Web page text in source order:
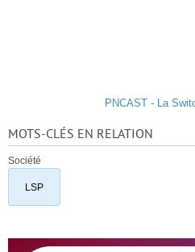
PNCAST - La
MOTS-CLÉS EN RELATION
Société
LSP